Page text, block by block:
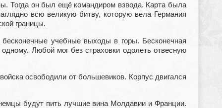
Тогда он был ещё командиром взвода. Карта была
всю великую битву, которую вела Германия
границы.
учебные выходы в горы. Бесконечная
Любой мог без страховки одолеть отвесную
освободили от большевиков. Корпус двигался
будут пить лучшие вина Молдавии и Франции.